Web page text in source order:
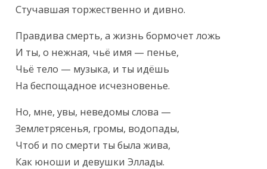
Стучавшая торжественно и дивно.
Правдива смерть, а жизнь бормочет ложь
И ты, о нежная, чьё имя — пенье,
Чьё тело — музыка, и ты идёшь
На беспощадное исчезновенье.
Но, мне, увы, неведомы слова —
Землетрясенья, громы, водопады,
Чтоб и по смерти ты была жива,
Как юноши и девушки Эллады.